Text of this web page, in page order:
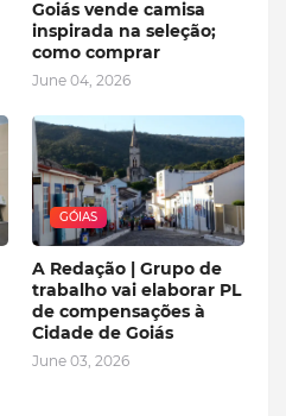
Goiás vende camisa
inspirada na seleção;
como comprar
June 04, 2026
GÓIAS
A Redação | Grupo de
trabalho vai elaborar PL
de compensações à
Cidade de Goiás
June 03, 2026